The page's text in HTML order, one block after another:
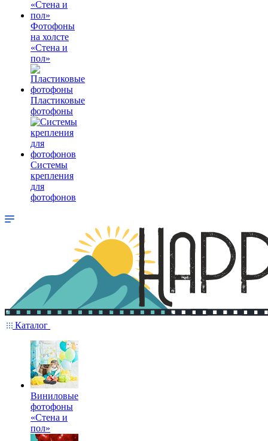
Фотофоны
на холсте
«Стена и
пол»
Пластиковые
фотофоны
Системы
крепления
для
фотофонов
Каталог
Виниловые
фотофоны
«Стена и
пол»